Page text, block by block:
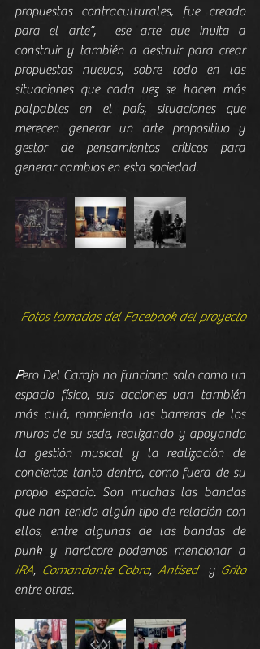
propuestas contraculturales, fue creado
para el arte”,  ese arte que invita a
construir y también a destruir para crear
propuestas nuevas, sobre todo en las
situaciones que cada vez se hacen más
palpables en el país, situaciones que
merecen generar un arte propositivo y
gestor de pensamientos críticos para
generar cambios en esta sociedad.
Fotos tomadas del Facebook del proyecto
Pero Del Carajo no funciona solo como un
espacio físico, sus acciones van también
más allá, rompiendo las barreras de los
muros de su sede, realizando y apoyando
la gestión musical y la realización de
conciertos tanto dentro, como fuera de su
propio espacio. Son muchas las bandas
que han tenido algún tipo de relación con
ellos, entre algunas de las bandas de
IRA, Comandante Cobra, Antised y
Grito
entre otras.